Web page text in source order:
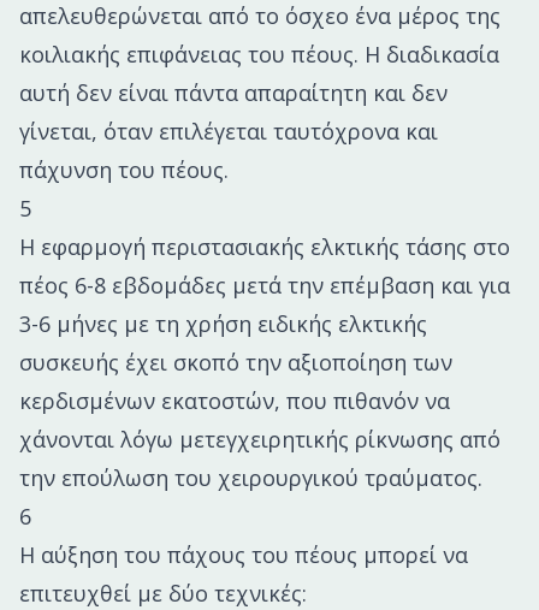
απελευθερώνεται από το όσχεο ένα μέρος της
κοιλιακής επιφάνειας του πέους. Η διαδικασία
αυτή δεν είναι πάντα απαραίτητη και δεν
γίνεται, όταν επιλέγεται ταυτόχρονα και
πάχυνση του πέους.
5
Η εφαρμογή περιστασιακής ελκτικής τάσης στο
πέος 6-8 εβδομάδες μετά την επέμβαση και για
3-6 μήνες με τη χρήση ειδικής ελκτικής
συσκευής έχει σκοπό την αξιοποίηση των
κερδισμένων εκατοστών, που πιθανόν να
χάνονται λόγω μετεγχειρητικής ρίκνωσης από
την επούλωση του χειρουργικού τραύματος.
6
Η αύξηση του πάχους του πέους μπορεί να
επιτευχθεί με δύο τεχνικές: